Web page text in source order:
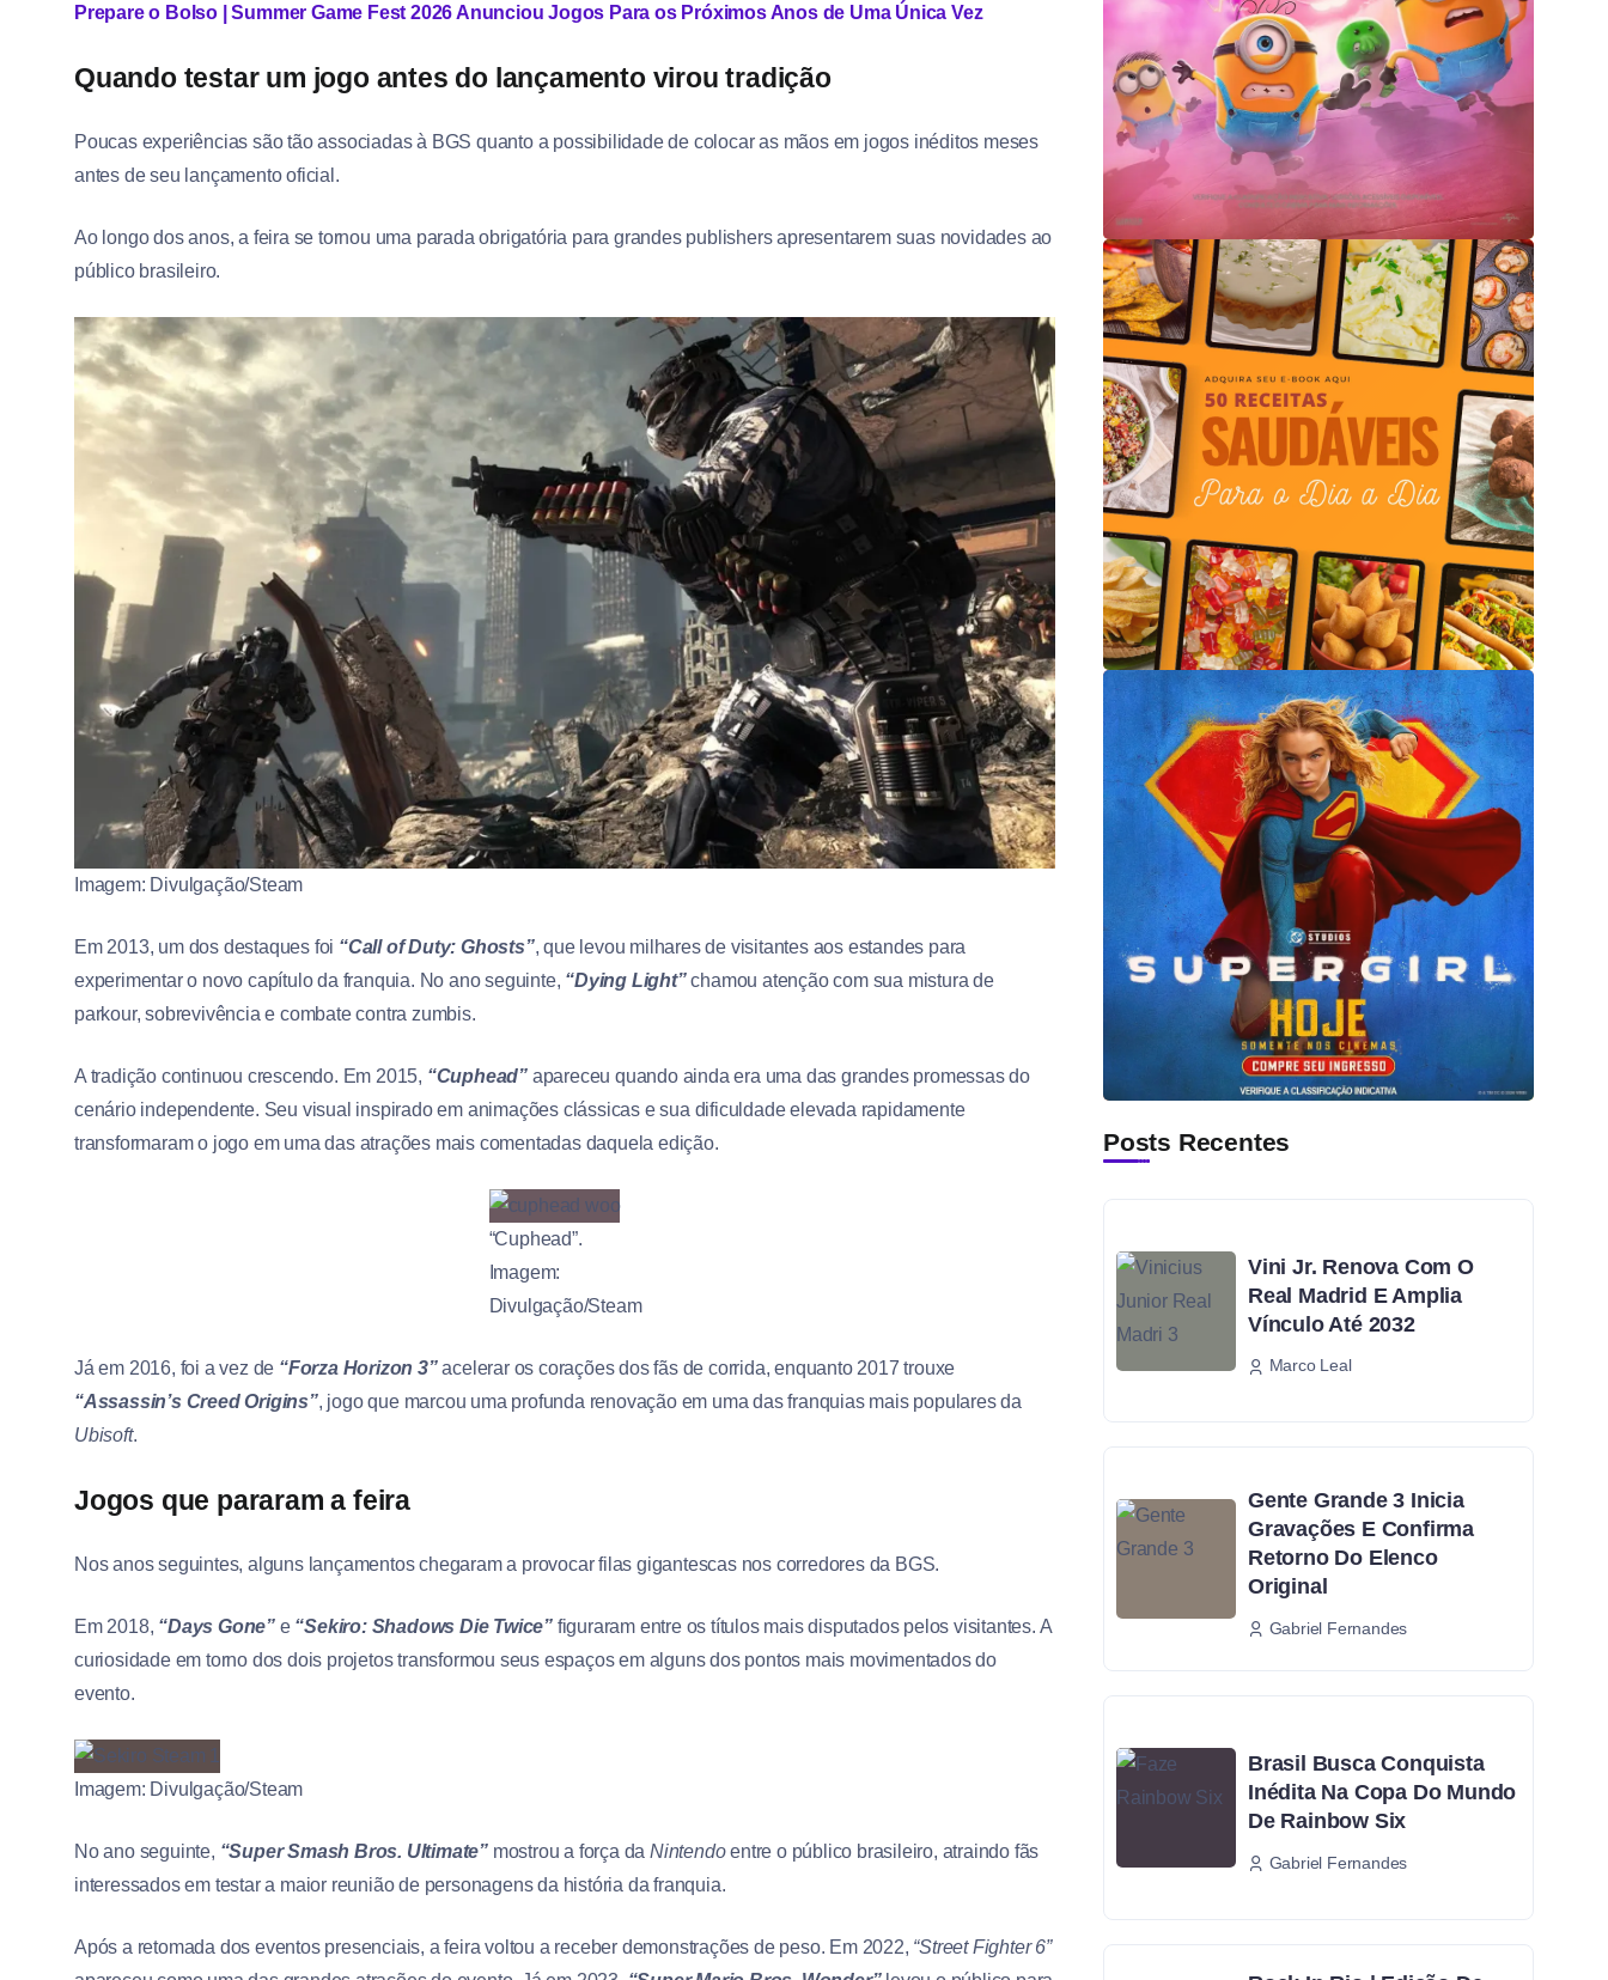
Prepare o Bolso | Summer Game Fest 2026 Anunciou Jogos Para os Próximos Anos de Uma Única Vez
Quando testar um jogo antes do lançamento virou tradição
Poucas experiências são tão associadas à BGS quanto a possibilidade de colocar as mãos em jogos inéditos meses
antes de seu lançamento oficial.
Ao longo dos anos, a feira se tornou uma parada obrigatória para grandes publishers apresentarem suas novidades ao
público brasileiro.
Imagem: Divulgação/Steam
Em 2013, um dos destaques foi “Call of Duty: Ghosts”, que levou milhares de visitantes aos estandes para
experimentar o novo capítulo da franquia. No ano seguinte, “Dying Light”chamou atenção com sua mistura de
parkour, sobrevivência e combate contra zumbis.
A tradição continuou crescendo. Em 2015, “Cuphead” apareceu quando ainda era uma das grandes promessas do
cenário independente. Seu visual inspirado em animações clássicas e sua dificuldade elevada rapidamente
transformaram o jogo em uma das atrações mais comentadas daquela edição.
“Cuphead”.
Imagem:
Divulgação/Steam
Já em 2016, foi a vez de “Forza Horizon 3”acelerar os corações dos fãs de corrida, enquanto 2017 trouxe
“Assassin’s Creed Origins”, jogo que marcou uma profunda renovação em uma das franquias mais populares da
Ubisoft.
Jogos que pararam a feira
Nos anos seguintes, alguns lançamentos chegaram a provocar filas gigantescas nos corredores da BGS.
Em 2018, “Days Gone” e “Sekiro: Shadows Die Twice” figuraram entre os títulos mais disputados pelos visitantes. A
curiosidade em torno dos dois projetos transformou seus espaços em alguns dos pontos mais movimentados do
evento.
Imagem: Divulgação/Steam
No ano seguinte, “Super Smash Bros. Ultimate” mostrou a força daNintendoentre o público brasileiro, atraindo fãs
interessados em testar a maior reunião de personagens da história da franquia.
Após a retomada dos eventos presenciais, a feira voltou a receber demonstrações de peso. Em 2022, “Street Fighter 6”
Posts Recentes
Vini Jr. Renova Com O
Real Madrid E Amplia
Vínculo Até 2032
Marco Leal
Gente Grande 3 Inicia
Gravações E Confirma
Retorno Do Elenco
Original
Gabriel Fernandes
Brasil Busca Conquista
Inédita Na Copa Do Mundo
De Rainbow Six
Gabriel Fernandes